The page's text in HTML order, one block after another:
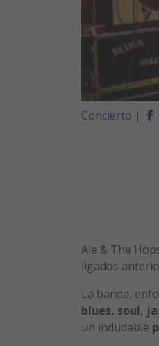
Concierto |
Ale & The
ligados
La banda,
blues, soul,
un indudable